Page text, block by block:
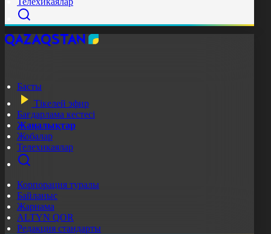
Басты
Тікелей эфир
Бағдарлама кестесі
Жаңалықтар
Жобалар
Телехикаялар
Корпорация туралы
Байланыс
Жарнама
ALTYN QOR
Редакция стандарты